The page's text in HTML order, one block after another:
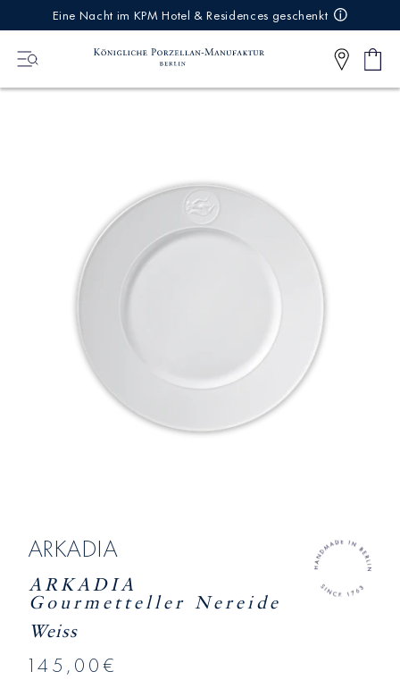
Eine Nacht im KPM Hotel & Residences geschenkt
0
Artikel
ARKADIA
ARKADIA
Gourmetteller Nereide
Weiss
145,00€